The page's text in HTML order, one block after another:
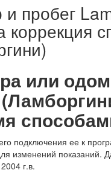
и пробег
коррекция
или
подключения ее к
изменений показаний.
г.в.